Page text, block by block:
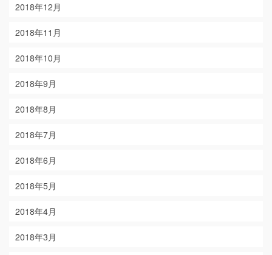
2018年12月
2018年11月
2018年10月
2018年9月
2018年8月
2018年7月
2018年6月
2018年5月
2018年4月
2018年3月